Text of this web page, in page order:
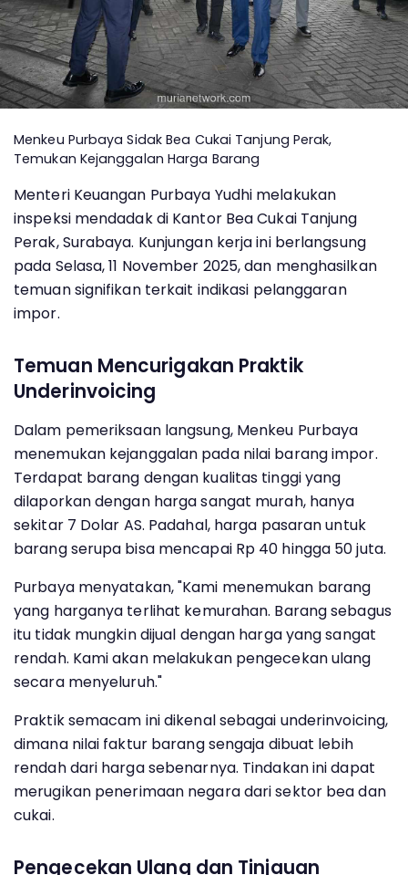
Menkeu Purbaya Sidak Bea Cukai Tanjung Perak,
Temukan Kejanggalan Harga Barang
Menteri Keuangan Purbaya Yudhi melakukan
inspeksi mendadak di Kantor Bea Cukai Tanjung
Perak, Surabaya. Kunjungan kerja ini berlangsung
pada Selasa, 11 November 2025, dan menghasilkan
temuan signifikan terkait indikasi pelanggaran
impor.
Temuan Mencurigakan Praktik
Underinvoicing
Dalam pemeriksaan langsung, Menkeu Purbaya
menemukan kejanggalan pada nilai barang impor.
Terdapat barang dengan kualitas tinggi yang
dilaporkan dengan harga sangat murah, hanya
sekitar 7 Dolar AS. Padahal, harga pasaran untuk
barang serupa bisa mencapai Rp 40 hingga 50 juta.
Purbaya menyatakan, "Kami menemukan barang
yang harganya terlihat kemurahan. Barang sebagus
itu tidak mungkin dijual dengan harga yang sangat
rendah. Kami akan melakukan pengecekan ulang
secara menyeluruh."
Praktik semacam ini dikenal sebagai underinvoicing,
dimana nilai faktur barang sengaja dibuat lebih
rendah dari harga sebenarnya. Tindakan ini dapat
merugikan penerimaan negara dari sektor bea dan
cukai.
Pengecekan Ulang dan Tinjauan